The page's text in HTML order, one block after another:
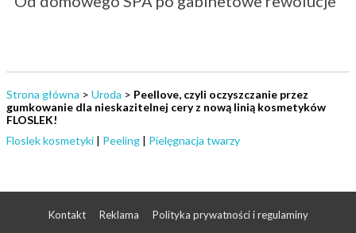
Strona główna > Uroda > Peellove, czyli oczyszczanie przez
gumkowanie dla nieskazitelnej cery z nową linią kosmetyków
FLOSLEK!
Floslek kosmetyki | Peeling | Pielęgnacja twarzy
Kontakt Reklama Polityka prywatności i regulaminy